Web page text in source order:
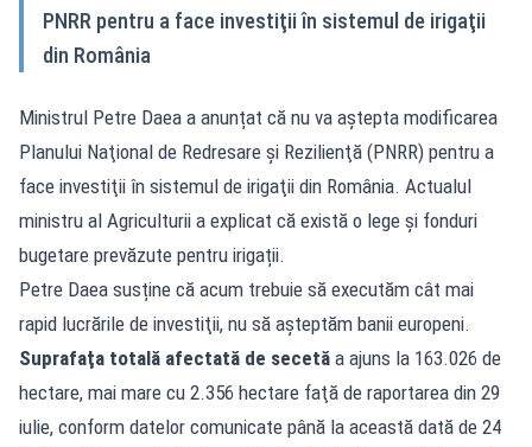
PNRR pentru a face investiţii în sistemul de irigaţii
din România
Ministrul Petre Daea a anunțat că nu va aştepta modificarea
Planului Naţional de Redresare şi Rezilienţă (PNRR) pentru a
face investiţii în sistemul de irigaţii din România. Actualul
ministru al Agriculturii a explicat că există o lege şi fonduri
bugetare prevăzute pentru irigații.
Petre Daea susține că acum trebuie să executăm cât mai
rapid lucrările de investiţii, nu să aşteptăm banii europeni.
Suprafaţa totală afectată de secetă a ajuns la 163.026 de
hectare, mai mare cu 2.356 hectare faţă de raportarea din 29
iulie, conform datelor comunicate până la această dată de 24